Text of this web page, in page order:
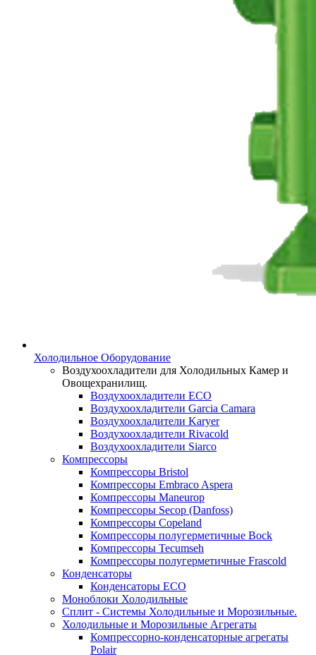
Холодильное Оборудование
Воздухоохладители для Холодильных Камер и
Овощехранилищ.
Воздухоохладители ECO
Воздухоохладители Garcia Camara
Воздухоохладители Karyer
Воздухоохладители Rivacold
Воздухоохладители Siarco
Компрессоры
Компрессоры Bristol
Компрессоры Embraco Aspera
Компрессоры Maneurop
Компрессоры Secop (Danfoss)
Компрессоры Copeland
Компрессоры полугерметичные Bock
Компрессоры Tecumseh
Компрессоры полугерметичные Frascold
Конденсаторы
Конденсаторы ECO
Моноблоки Холодильные
Сплит - Системы Холодильные и Морозильные.
Холодильные и Морозильные Агрегаты
Компрессорно-конденсаторные агрегаты
Polair